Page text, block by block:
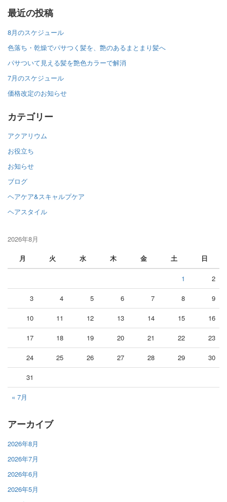
最近の投稿
8月のスケジュール
色落ち・乾燥でパサつく髪を、艶のあるまとまり髪へ
パサついて見える髪を艶色カラーで解消
7月のスケジュール
価格改定のお知らせ
カテゴリー
アクアリウム
お役立ち
お知らせ
ブログ
ヘアケア&スキャルプケア
ヘアスタイル
2026年8月
月
火 水 木 金 土 日
« 7月
1 2
3 4 5 6 7 8 9
10 11 12 13 14 15 16
17 18 19 20 21 22 23
24 25 26 27 28 29 30
31
アーカイブ
2026年8月
2026年7月
2026年6月
2026年5月